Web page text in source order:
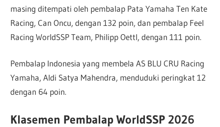
masing ditempati oleh pembalap Pata Yamaha Ten Kate
Racing, Can Oncu, dengan 132 poin, dan pembalap Feel
Racing WorldSSP Team, Philipp Oettl, dengan 111 poin.
Pembalap Indonesia yang membela AS BLU CRU Racing
Yamaha, Aldi Satya Mahendra, menduduki peringkat 12
dengan 64 poin.
Klasemen Pembalap WorldSSP 2026